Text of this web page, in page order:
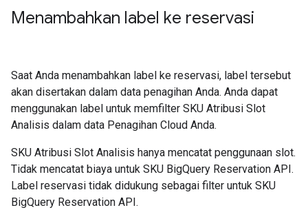
Menambahkan label ke reservasi
Saat Anda menambahkan label ke reservasi, label tersebut
akan disertakan dalam data penagihan Anda. Anda dapat
menggunakan label untuk memfilter SKU Atribusi Slot
Analisis dalam data Penagihan Cloud Anda.
SKU Atribusi Slot Analisis hanya mencatat penggunaan slot.
Tidak mencatat biaya untuk SKU BigQuery Reservation API.
Label reservasi tidak didukung sebagai filter untuk SKU
BigQuery Reservation API.